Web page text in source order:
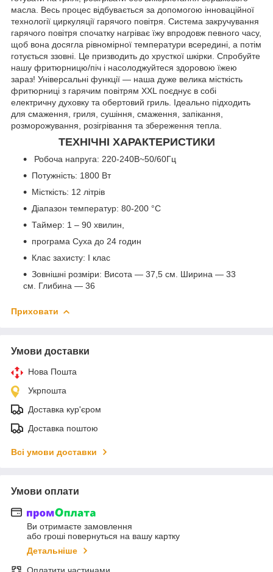
масла. Весь процес відбувається за допомогою інноваційної
технології циркуляції гарячого повітря. Система закручування
гарячого повітря спочатку нагріває їжу впродовж певного часу,
щоб вона досягла рівномірної температури всередині, а потім
готується ззовні. Це призводить до хрусткої шкірки. Спробуйте
нашу фритюрницю/піч і насолоджуйтеся здоровою їжею
зараз! Універсальні функції — наша дуже велика місткість
фритюрниці з гарячим повітрям XXL поєднує в собі
електричну духовку та обертовий гриль. Ідеально підходить
для смаження, гриля, сушіння, смаження, запікання,
розморожування, розігрівання та збереження тепла.
ТЕХНІЧНІ ХАРАКТЕРИСТИКИ
Робоча напруга: 220-240В~50/60Гц
Потужність: 1800 Вт
Місткість: 12 літрів
Діапазон температур: 80-200 °C
Таймер: 1 – 90 хвилин,
програма Суха до 24 годин
Клас захисту: I клас
Зовнішні розміри: Висота — 37,5 см. Ширина — 33
см. Глибина — 36
Приховати
Умови доставки
Нова Пошта
Укрпошта
Доставка кур'єром
Доставка поштою
Всі умови доставки
Умови оплати
Ви отримаєте замовлення
або гроші повернуться на вашу картку
Детальніше